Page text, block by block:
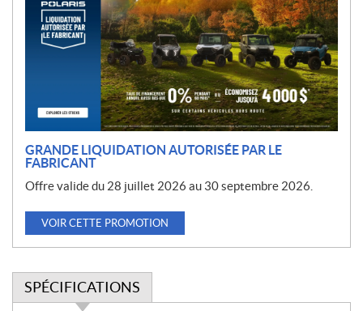
GRANDE LIQUIDATION AUTORISÉE PAR LE
FABRICANT
Offre valide du 28 juillet 2026 au 30 septembre 2026.
VOIR CETTE PROMOTION
SPÉCIFICATIONS